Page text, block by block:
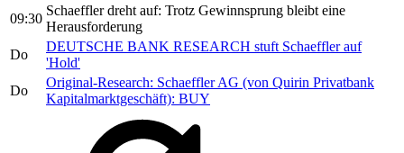
09:30
Schaeffler dreht auf: Trotz Gewinnsprung bleibt eine
Herausforderung
Do
DEUTSCHE BANK RESEARCH stuft Schaeffler auf
'Hold'
Do
Original-Research: Schaeffler AG (von Quirin Privatbank
Kapitalmarktgeschäft): BUY